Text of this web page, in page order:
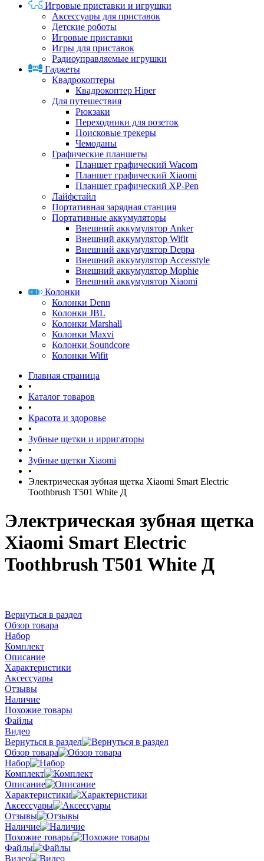
Игровые приставки и игрушки
Аксессуары для приставок
Детские роботы
Игровые приставки
Игры для приставок
Радиоуправляемые игрушки
Гаджеты
Квадрокоптеры
Квадрокоптер Hiper
Для путешествия
Рюкзаки
Переходники для розеток
Поисковые трекеры
Чемоданы
Графические планшеты
Планшет графический Wacom
Планшет графический Xiaomi
Планшет графический XP-Pen
Лайфстайл
Портативная зарядная станция
Портативные аккумуляторы
Внешний аккумулятор Anker
Внешний аккумулятор Wifit
Внешний аккумулятор Deppa
Внешний аккумулятор Accesstyle
Внешний аккумулятор Mophie
Внешний аккумулятор Xiaomi
Колонки
Колонки Denn
Колонки JBL
Колонки Marshall
Колонки Maxvi
Колонки Soundcore
Колонки Wifit
Главная страница
•
Каталог товаров
•
Красота и здоровье
•
Зубные щетки и ирригаторы
•
Зубные щетки Xiaomi
•
Электрическая зубная щетка Xiaomi Smart Electric
Toothbrush T501 White Д
Электрическая зубная щетка
Xiaomi Smart Electric
Toothbrush T501 White Д
Вернуться в раздел
Обзор товара
Набор
Комплект
Описание
Характеристики
Аксессуары
Отзывы
Наличие
Похожие товары
Файлы
Видео
Вернуться в раздел
Обзор товара
Набор
Комплект
Описание
Характеристики
Аксессуары
Отзывы
Наличие
Похожие товары
Файлы
Видео